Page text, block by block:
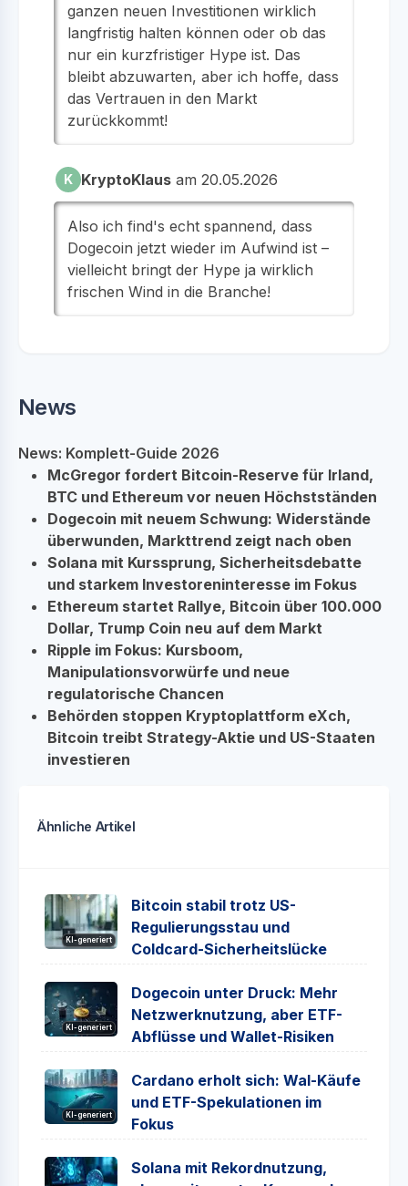
ganzen neuen Investitionen wirklich
langfristig halten können oder ob das
nur ein kurzfristiger Hype ist. Das
bleibt abzuwarten, aber ich hoffe, dass
das Vertrauen in den Markt
zurückkommt!
K KryptoKlaus am 20.05.2026
Also ich find's echt spannend, dass
Dogecoin jetzt wieder im Aufwind ist –
vielleicht bringt der Hype ja wirklich
frischen Wind in die Branche!
News
News: Komplett-Guide 2026
McGregor fordert Bitcoin-Reserve für Irland,
BTC und Ethereum vor neuen Höchstständen
Dogecoin mit neuem Schwung: Widerstände
überwunden, Markttrend zeigt nach oben
Solana mit Kurssprung, Sicherheitsdebatte
und starkem Investoreninteresse im Fokus
Ethereum startet Rallye, Bitcoin über 100.000
Dollar, Trump Coin neu auf dem Markt
Ripple im Fokus: Kursboom,
Manipulationsvorwürfe und neue
regulatorische Chancen
Behörden stoppen Kryptoplattform eXch,
Bitcoin treibt Strategy-Aktie und US-Staaten
investieren
Ähnliche Artikel
KI-generiert
Bitcoin stabil trotz US-
Regulierungsstau und
Coldcard-Sicherheitslücke
KI-generiert
Dogecoin unter Druck: Mehr
Netzwerknutzung, aber ETF-
Abflüsse und Wallet-Risiken
KI-generiert
Cardano erholt sich: Wal-Käufe
und ETF-Spekulationen im
Fokus
Solana mit Rekordnutzung,